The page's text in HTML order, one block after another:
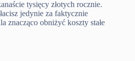
tysięcy złotych rocznie.
jedynie za faktycznie
znacząco obniżyć koszty stałe